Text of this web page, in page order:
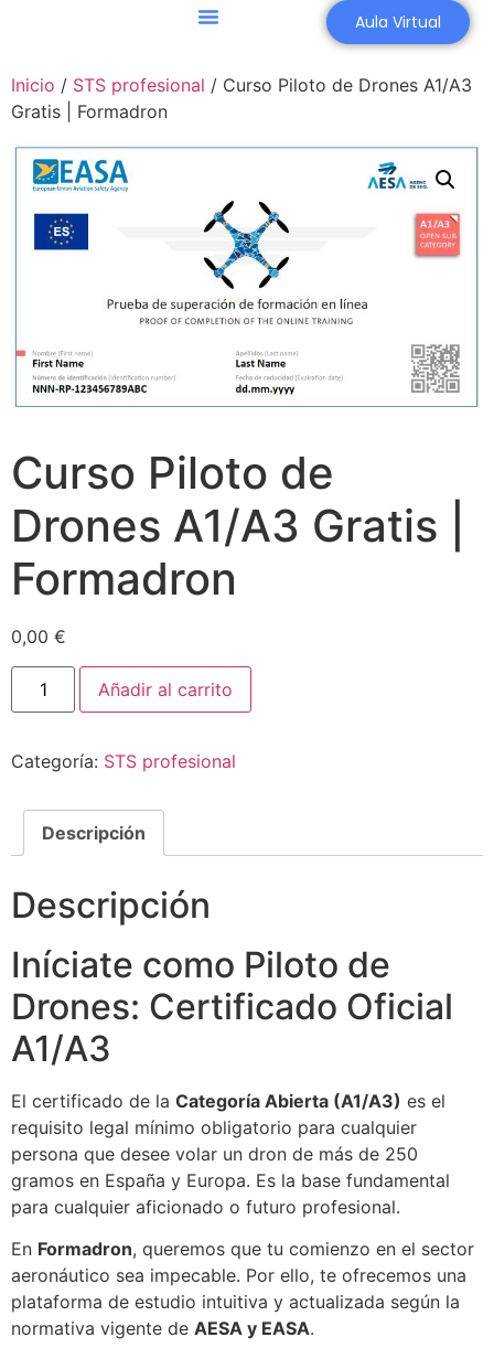
Aula Virtual
Inicio / STS profesional / Curso Piloto de Drones A1/A3
Gratis | Formadron
Curso Piloto de
Drones A1/A3 Gratis |
Formadron
0,00 €
Añadir al carrito
Categoría: STS profesional
Descripción
Descripción
Iníciate como Piloto de
Drones: Certificado Oficial
A1/A3
El certificado de la Categoría Abierta (A1/A3) es el
requisito legal mínimo obligatorio para cualquier
persona que desee volar un dron de más de 250
gramos en España y Europa. Es la base fundamental
para cualquier aficionado o futuro profesional.
En Formadron, queremos que tu comienzo en el sector
aeronáutico sea impecable. Por ello, te ofrecemos una
plataforma de estudio intuitiva y actualizada según la
normativa vigente de AESA y EASA.